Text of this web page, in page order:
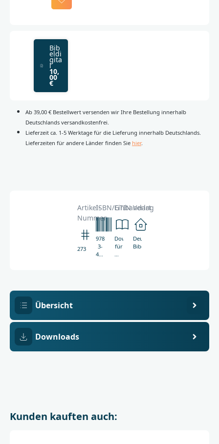
Bib
eldi
gita
l
10,
00
€
Ab 39,00 € Bestellwert versenden wir Ihre Bestellung innerhalb
Deutschlands versandkostenfrei.
Lieferzeit ca. 1-5 Werktage für die Lieferung innerhalb Deutschlands.
Lieferzeiten für andere Länder finden Sie hier.
Artikel-
Nummer
2731
ISBN/GTIN
978-
3-
438-
Einbandart
Download
für
Windows-
Verlag
Deutsche
Bibelgesellschaft
Übersicht
Downloads
Kunden kauften auch: